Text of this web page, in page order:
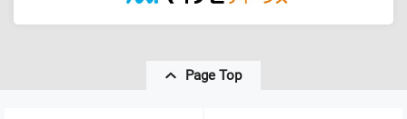
Page Top